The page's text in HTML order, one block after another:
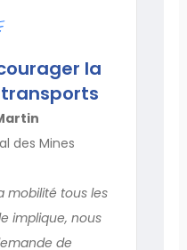
la
des Mines
mobilité tous les
implique, nous
de